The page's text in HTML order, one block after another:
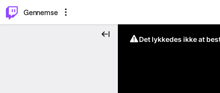
Gennemse
Det lykkedes ikke at